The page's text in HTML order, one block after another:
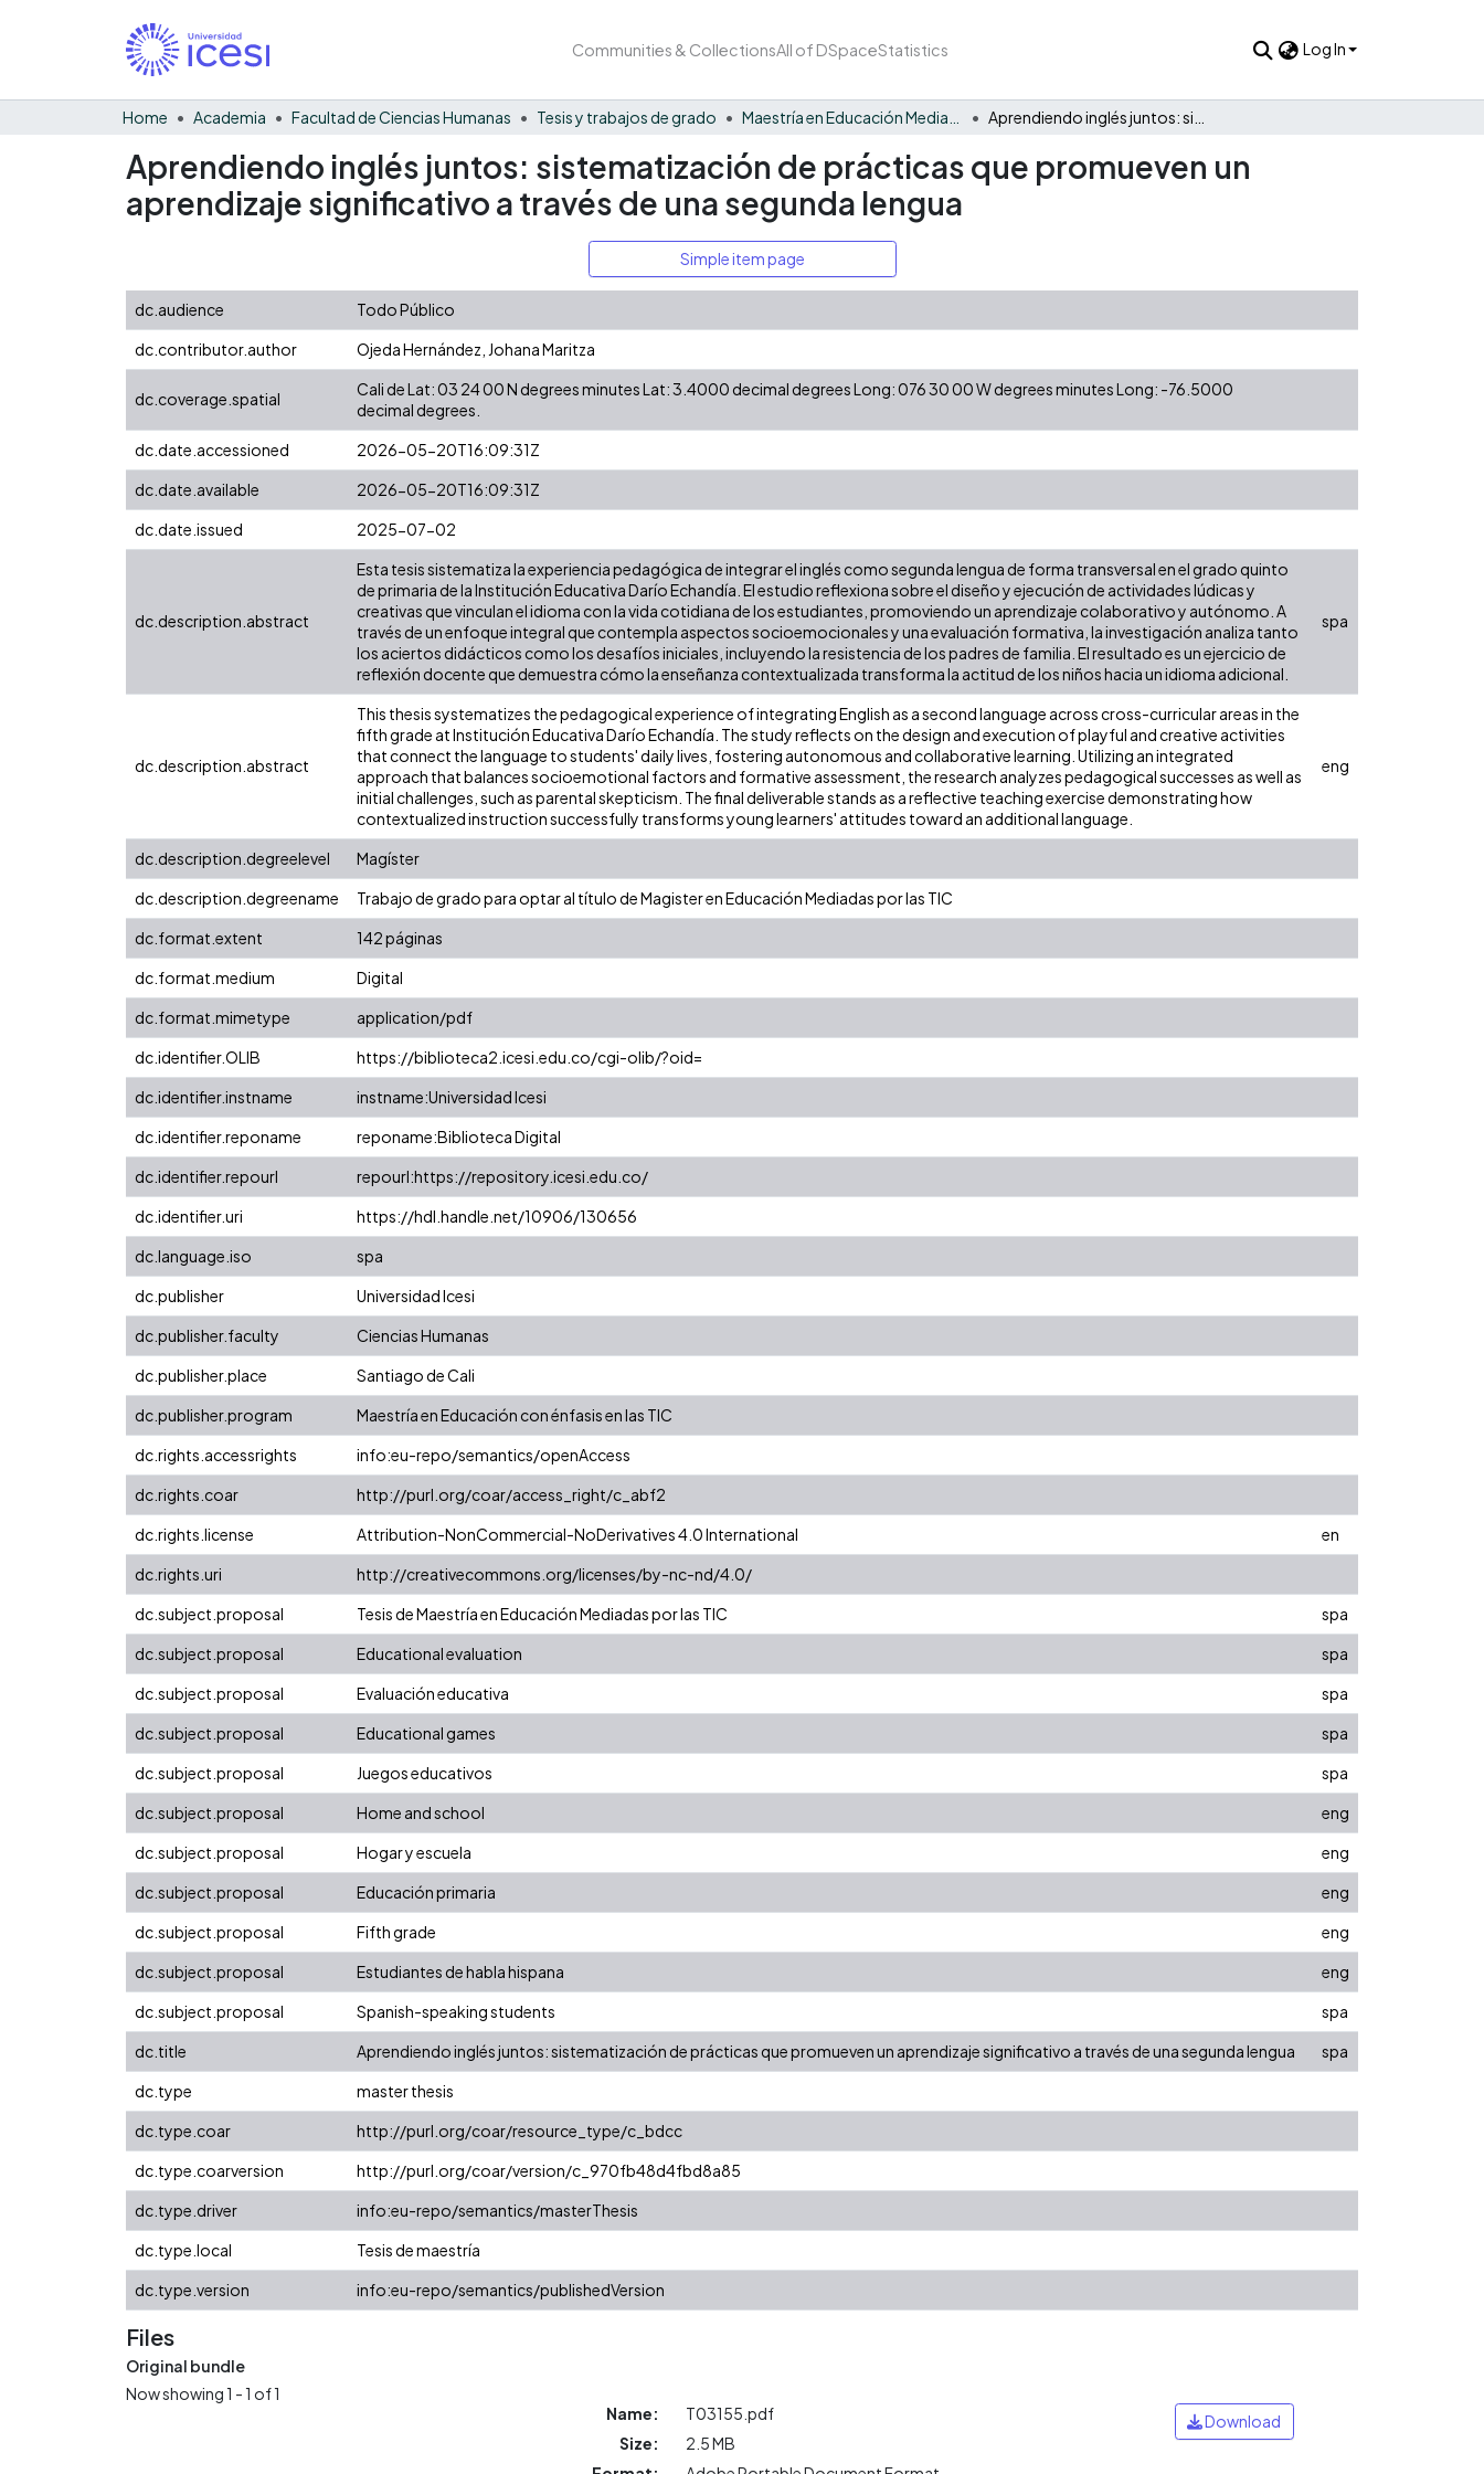
Communities & CollectionsAll of DSpaceStatistics Log In
Home Academia Facultad de Ciencias Humanas Tesis y trabajos de grado
Aprendiendo inglés juntos: sistematización de prácticas que promueven un
aprendizaje significativo a través de una segunda lengua
Simple item page
dc.audience
Todo Público
dc.contributor.author
Ojeda Hernández, Johana Maritza
dc.coverage.spatial
Cali de Lat: 03 24 00 N degrees minutes Lat: 3.4000 decimal degrees Long: 076 30 00 W degrees minutes Long: -76.5000
decimal degrees.
dc.date.accessioned
2026-05-20T16:09:31Z
dc.date.available
2026-05-20T16:09:31Z
dc.date.issued
2025-07-02
dc.description.abstract
Esta tesis sistematiza la experiencia pedagógica de integrar el inglés como segunda lengua de forma transversal en el grado quinto
de primaria de la Institución Educativa Darío Echandía. El estudio reflexiona sobre el diseño y ejecución de actividades lúdicas y
creativas que vinculan el idioma con la vida cotidiana de los estudiantes, promoviendo un aprendizaje colaborativo y autónomo. A
través de un enfoque integral que contempla aspectos socioemocionales y una evaluación formativa, la investigación analiza tanto
los aciertos didácticos como los desafíos iniciales, incluyendo la resistencia de los padres de familia. El resultado es un ejercicio de
reflexión docente que demuestra cómo la enseñanza contextualizada transforma la actitud de los niños hacia un idioma adicional.
spa
dc.description.abstract
This thesis systematizes the pedagogical experience of integrating English as a second language across cross-curricular areas in the
fifth grade at Institución Educativa Darío Echandía. The study reflects on the design and execution of playful and creative activities
that connect the language to students' daily lives, fostering autonomous and collaborative learning. Utilizing an integrated
approach that balances socioemotional factors and formative assessment, the research analyzes pedagogical successes as well as
initial challenges, such as parental skepticism. The final deliverable stands as a reflective teaching exercise demonstrating how
contextualized instruction successfully transforms young learners' attitudes toward an additional language.
eng
dc.description.degreelevel
Magíster
dc.description.degreename
Trabajo de grado para optar al título de Magister en Educación Mediadas por las TIC
dc.format.extent
142 páginas
dc.format.medium
Digital
dc.format.mimetype
application/pdf
dc.identifier.OLIB
https://biblioteca2.icesi.edu.co/cgi-olib/?oid=
dc.identifier.instname
instname:Universidad Icesi
dc.identifier.reponame
reponame:Biblioteca Digital
dc.identifier.repourl
repourl:https://repository.icesi.edu.co/
dc.identifier.uri
https://hdl.handle.net/10906/130656
dc.language.iso
spa
dc.publisher
Universidad Icesi
dc.publisher.faculty
Ciencias Humanas
dc.publisher.place
Santiago de Cali
dc.publisher.program
Maestría en Educación con énfasis en las TIC
dc.rights.accessrights
info:eu-repo/semantics/openAccess
dc.rights.coar
http://purl.org/coar/access_right/c_abf2
dc.rights.license
Attribution-NonCommercial-NoDerivatives 4.0 International
en
dc.rights.uri
http://creativecommons.org/licenses/by-nc-nd/4.0/
dc.subject.proposal
Tesis de Maestría en Educación Mediadas por las TIC
spa
dc.subject.proposal
Educational evaluation
spa
dc.subject.proposal
Evaluación educativa
spa
dc.subject.proposal
Educational games
spa
dc.subject.proposal
Juegos educativos
spa
dc.subject.proposal
Home and school
eng
dc.subject.proposal
Hogar y escuela
eng
dc.subject.proposal
Educación primaria
eng
dc.subject.proposal
Fifth grade
eng
dc.subject.proposal
Estudiantes de habla hispana
eng
dc.subject.proposal
Spanish-speaking students
spa
dc.title
Aprendiendo inglés juntos: sistematización de prácticas que promueven un aprendizaje significativo a través de una segunda lengua
spa
dc.type
master thesis
dc.type.coar
http://purl.org/coar/resource_type/c_bdcc
dc.type.coarversion
http://purl.org/coar/version/c_970fb48d4fbd8a85
dc.type.driver
info:eu-repo/semantics/masterThesis
dc.type.local
Tesis de maestría
dc.type.version
info:eu-repo/semantics/publishedVersion
Files
Original bundle
Now showing1 - 1 of 1
Name:
T03155.pdf
Size:
2.5 MB
Download